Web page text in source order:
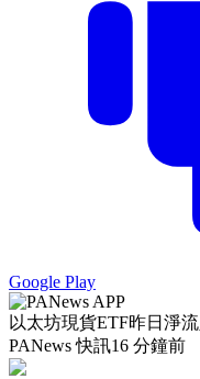
Google Play
以太坊現貨ETF昨日淨
PANews 快訊16 分鐘前